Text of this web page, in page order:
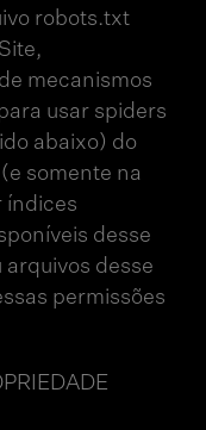
robots.txt
mecanismos
usar spiders
abaixo) do
somente na
índices
desse
arquivos desse
permissões